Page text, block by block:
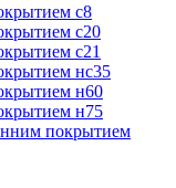
с8
с20
с21
нс35
н60
н75
покрытием